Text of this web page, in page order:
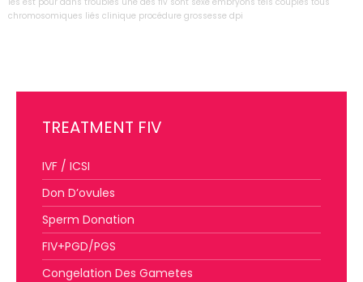
chromosomiques liés clinique procédure grossesse dpi
TREATMENT FIV
IVF / ICSI
Don D’ovules
Sperm Donation
FIV+PGD/PGS
Congelation Des Gametes